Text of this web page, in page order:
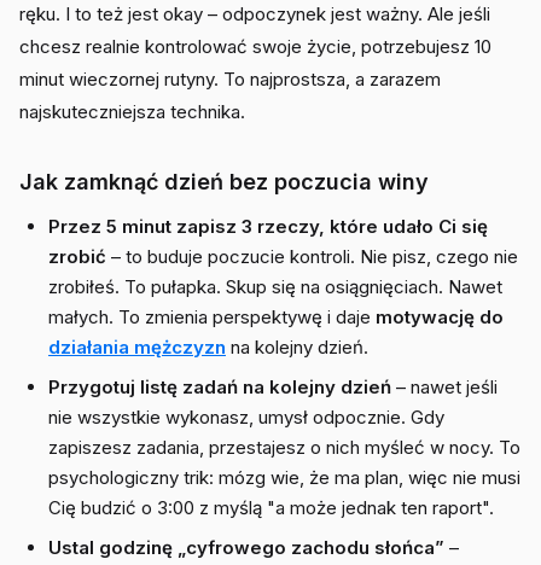
ręku. I to też jest okay – odpoczynek jest ważny. Ale jeśli
chcesz realnie kontrolować swoje życie, potrzebujesz 10
minut wieczornej rutyny. To najprostsza, a zarazem
najskuteczniejsza technika.
Jak zamknąć dzień bez poczucia winy
Przez 5 minut zapisz 3 rzeczy, które udało Ci się
zrobić – to buduje poczucie kontroli. Nie pisz, czego nie
zrobiłeś. To pułapka. Skup się na osiągnięciach. Nawet
małych. To zmienia perspektywę i daje motywację do
działania mężczyzn na kolejny dzień.
Przygotuj listę zadań na kolejny dzień – nawet jeśli
nie wszystkie wykonasz, umysł odpocznie. Gdy
zapiszesz zadania, przestajesz o nich myśleć w nocy. To
psychologiczny trik: mózg wie, że ma plan, więc nie musi
Cię budzić o 3:00 z myślą "a może jednak ten raport".
Ustal godzinę „cyfrowego zachodu słońca” –